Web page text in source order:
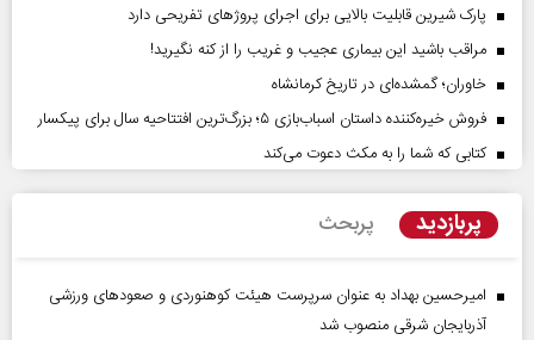
پارک شیرین قابلیت‌ بالایی برای اجرای پروژهای تفریحی دارد
مراقب باشید این بیماری عجیب و غریب را از کنه نگیرید!
خاوران؛ گمشده‌ای در تاریخ کرمانشاه
فروش خیره‌کننده داستان اسباب‌بازی ۵؛ بزرگ‌ترین افتتاحیه سال برای پیکسار
کتابی که شما را به مکث دعوت می‌کند
پربازدید پربحث
امیرحسین بهداد به عنوان سرپرست هیئت کوهنوردی و صعودهای ورزشی
آذربایجان شرقی منصوب شد